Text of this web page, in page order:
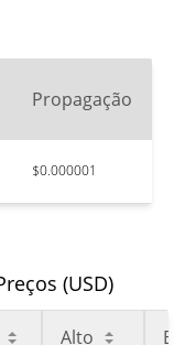
$0.113212
99.20%
$0.00076734
Propagação
$0.000001
(USD)
Alto